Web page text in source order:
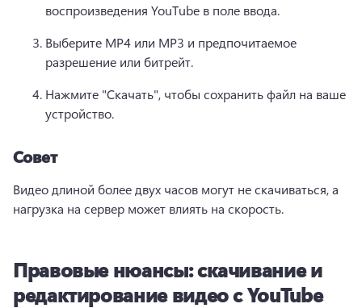
воспроизведения YouTube в поле ввода.
Выберите MP4 или MP3 и предпочитаемое
разрешение или битрейт.
Нажмите "Скачать", чтобы сохранить файл на ваше
устройство.
Совет
Видео длиной более двух часов могут не скачиваться, а
нагрузка на сервер может влиять на скорость.
Правовые нюансы: скачивание и
редактирование видео с YouTube